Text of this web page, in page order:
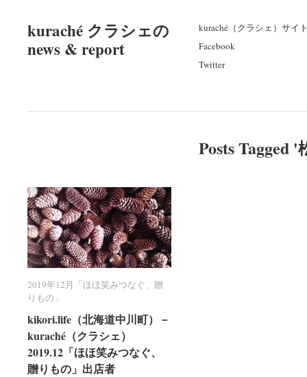
kuraché クラシェの
news & report
kuraché（クラシェ）サイ
Facebook
Twitter
Posts Tagged '
2019年12月「ほほ笑みつなぐ、贈
りもの」
kikori.life（北海道中川町）－
kuraché（クラシェ）
2019.12「ほほ笑みつなぐ、
贈りもの」出店者
2019年12月「ほほ笑みつなぐ、贈
りもの」
kikori.life（北海道中川町）－
kuraché（クラシェ）
2019.12「ほほ笑みつなぐ、
贈りもの」出店者